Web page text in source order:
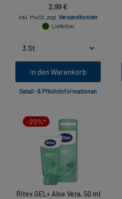
2,99 €
inkl. MwSt. zzgl. Versandkosten
Lieferbar
In den Warenkorb
Detail- & Pflichtinformationen
-20%*
Ritex GEL+ Aloe Vera, 50 ml